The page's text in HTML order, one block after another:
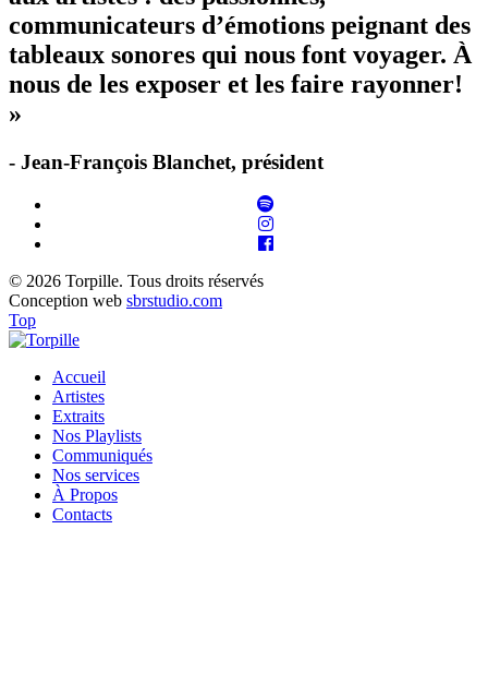
communicateurs d’émotions peignant des
tableaux sonores qui nous font voyager. À
nous de les exposer et les faire rayonner!
»
- Jean-François Blanchet, président
© 2026 Torpille. Tous droits réservés
Conception web sbrstudio.com
Top
Accueil
Artistes
Extraits
Nos Playlists
Communiqués
Nos services
À Propos
Contacts